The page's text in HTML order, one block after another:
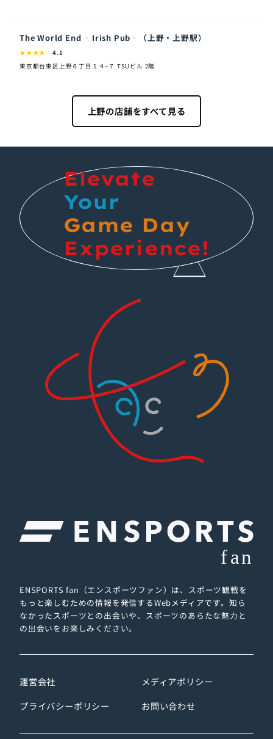
The World End ‐Irish Pub‐（上野・上野駅）
★★★★ ☆4.1
東京都台東区上野６丁目１４−７ TSUビル 2階
上野の店舗をすべて見る
Elevate
Your
Game Day
Experience!
ENSPORTS fan（エンスポーツファン）は、スポーツ観戦を
もっと楽しむための情報を発信するWebメディアです。 知ら
なかったスポーツとの出会いや、スポーツのあらたな魅力と
の出会いをお楽しみください。
運営会社
メディアポリシー
プライバシーポリシー
お問い合わせ